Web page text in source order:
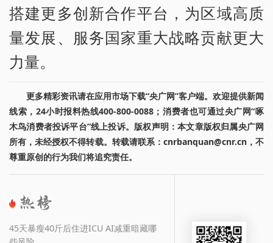
搭建更多创新合作平台，为区域高质
量发展、服务国家重大战略贡献更大
力量。
更多精彩资讯请在应用市场下载“央广网”客户端。欢迎提供新闻
线索，24小时报料热线400-800-0088；消费者也可通过央广网“啄
木鸟消费者投诉平台”线上投诉。版权声明：本文章版权归属央广网
所有，未经授权不得转载。转载请联系：cnrbanquan@cnr.cn，不
尊重原创的行为我们将追究责任。
45天暴瘦40斤后住进ICU AI减重暗藏哪